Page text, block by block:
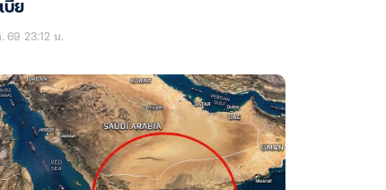
บี้ย
69 23:12 น.